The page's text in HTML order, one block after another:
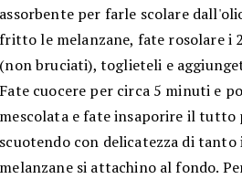
assorbente per farle scolare
fritto le melanzane, fate rosolare i
(non bruciati), toglieteli e
Fate cuocere per circa 5 minuti e
mescolata e fate insaporire il
scuotendo con delicatezza di
melanzane si attachino al fondo.